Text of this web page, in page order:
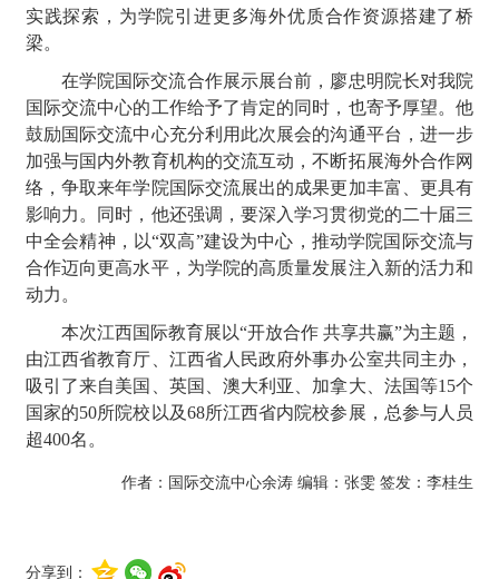
实践探索，为学院引进更多海外优质合作资源搭建了桥
梁。
在学院国际交流合作展示展台前，廖忠明院长对我院
国际交流中心的工作给予了肯定的同时，也寄予厚望。他
鼓励国际交流中心充分利用此次展会的沟通平台，进一步
加强与国内外教育机构的交流互动，不断拓展海外合作网
络，争取来年学院国际交流展出的成果更加丰富、更具有
影响力。同时，他还强调，要深入学习贯彻党的二十届三
中全会精神，以“双高”建设为中心，推动学院国际交流与
合作迈向更高水平，为学院的高质量发展注入新的活力和
动力。
本次江西国际教育展以“开放合作 共享共赢”为主题，
由江西省教育厅、江西省人民政府外事办公室共同主办，
吸引了来自美国、英国、澳大利亚、加拿大、法国等15个
国家的50所院校以及68所江西省内院校参展，总参与人员
超400名。
作者：国际交流中心余涛 编辑：张雯 签发：李桂生
分享到：